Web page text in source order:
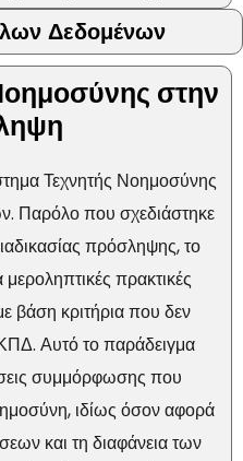
Δεδομένων
στην
Τεχνητής Νοημοσύνης
Παρόλο που σχεδιάστηκε
πρόσληψης, το
πρακτικές
βάση κριτήρια που δεν
Αυτό το παράδειγμα
συμμόρφωσης που
ιδίως όσον αφορά
και τη διαφάνεια των